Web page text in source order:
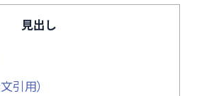
見出し
引用）